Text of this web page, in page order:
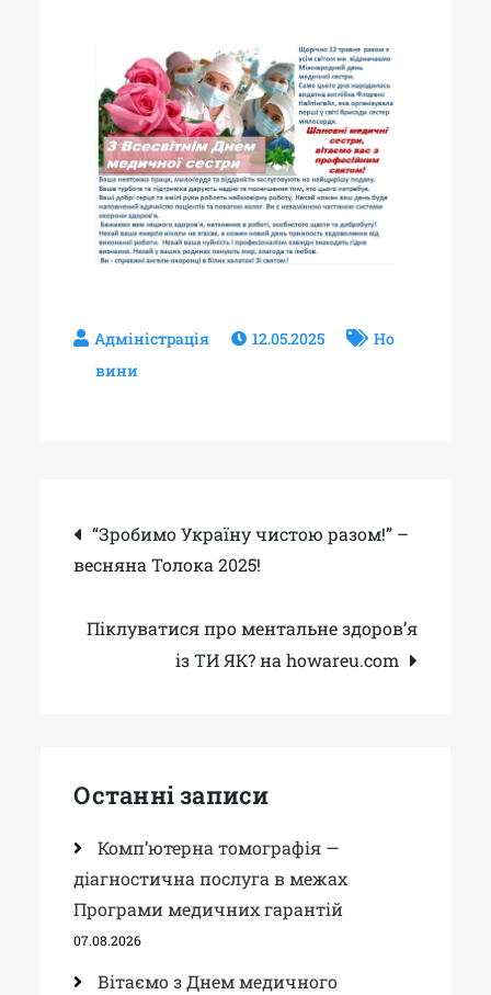
12.05.2025
Но
вини
Навігація
записів
“Зробимо Україну чистою разом!” –
весняна Толока 2025!
Піклуватися про ментальне здоров’я
із ТИ ЯК? на howareu.com
Останні записи
Комп’ютерна томографія —
діагностична послуга в межах
Програми медичних гарантій
07.08.2026
Вітаємо з Днем медичного